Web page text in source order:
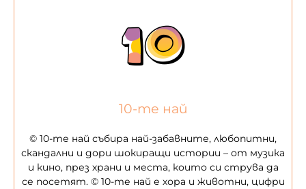
10-те най
© 10-те най събира най-забавните, любопитни,
скандални и дори шокиращи истории – от музика
и кино, през храни и места, които си струва да
се посетят. © 10-те най е хора и животни, цифри